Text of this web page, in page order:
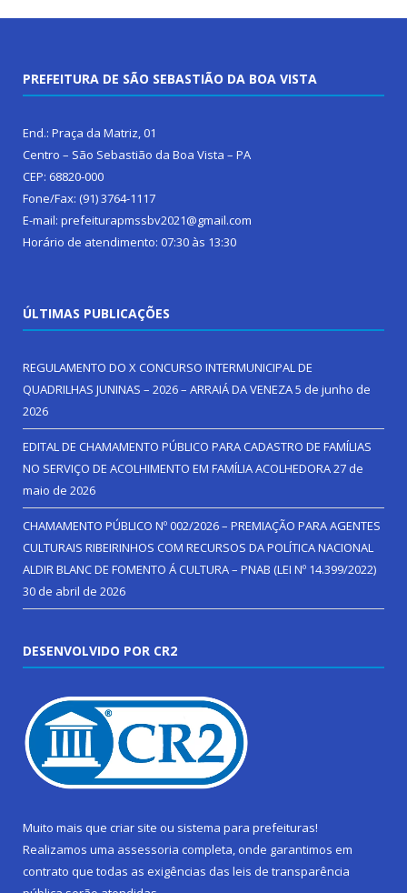
PREFEITURA DE SÃO SEBASTIÃO DA BOA VISTA
End.: Praça da Matriz, 01
Centro – São Sebastião da Boa Vista – PA
CEP: 68820-000
Fone/Fax: (91) 3764-1117
E-mail: prefeiturapmssbv2021@gmail.com
Horário de atendimento: 07:30 às 13:30
ÚLTIMAS PUBLICAÇÕES
REGULAMENTO DO X CONCURSO INTERMUNICIPAL DE
QUADRILHAS JUNINAS – 2026 – ARRAIÁ DA VENEZA5 de junho de
2026
EDITAL DE CHAMAMENTO PÚBLICO PARA CADASTRO DE FAMÍLIAS
NO SERVIÇO DE ACOLHIMENTO EM FAMÍLIA ACOLHEDORA27 de
maio de 2026
CHAMAMENTO PÚBLICO Nº 002/2026 – PREMIAÇÃO PARA AGENTES
CULTURAIS RIBEIRINHOS COM RECURSOS DA POLÍTICA NACIONAL
ALDIR BLANC DE FOMENTO Á CULTURA – PNAB (LEI Nº 14.399/2022)
30 de abril de 2026
DESENVOLVIDO POR CR2
Muito mais que criar site ou sistema para prefeituras!
Realizamos uma assessoria completa, onde garantimos em
contrato que todas as exigências das leis de transparência